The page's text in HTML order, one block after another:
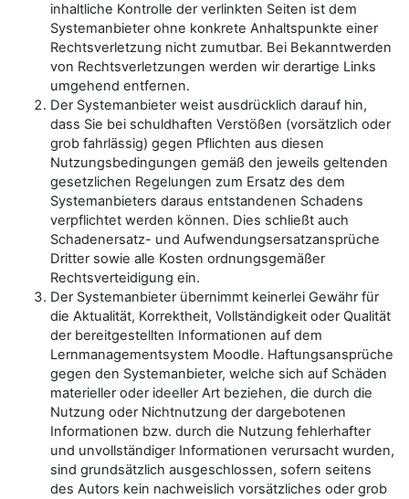
inhaltliche Kontrolle der verlinkten Seiten ist dem
Systemanbieter ohne konkrete Anhaltspunkte einer
Rechtsverletzung nicht zumutbar. Bei Bekanntwerden
von Rechtsverletzungen werden wir derartige Links
umgehend entfernen.
Der Systemanbieter weist ausdrücklich darauf hin,
dass Sie bei schuldhaften Verstößen (vorsätzlich oder
grob fahrlässig) gegen Pflichten aus diesen
Nutzungsbedingungen gemäß den jeweils geltenden
gesetzlichen Regelungen zum Ersatz des dem
Systemanbieters daraus entstandenen Schadens
verpflichtet werden können. Dies schließt auch
Schadenersatz- und Aufwendungsersatzansprüche
Dritter sowie alle Kosten ordnungsgemäßer
Rechtsverteidigung ein.
Der Systemanbieter übernimmt keinerlei Gewähr für
die Aktualität, Korrektheit, Vollständigkeit oder Qualität
der bereitgestellten Informationen auf dem
Lernmanagementsystem Moodle. Haftungsansprüche
gegen den Systemanbieter, welche sich auf Schäden
materieller oder ideeller Art beziehen, die durch die
Nutzung oder Nichtnutzung der dargebotenen
Informationen bzw. durch die Nutzung fehlerhafter
und unvollständiger Informationen verursacht wurden,
sind grundsätzlich ausgeschlossen, sofern seitens
des Autors kein nachweislich vorsätzliches oder grob